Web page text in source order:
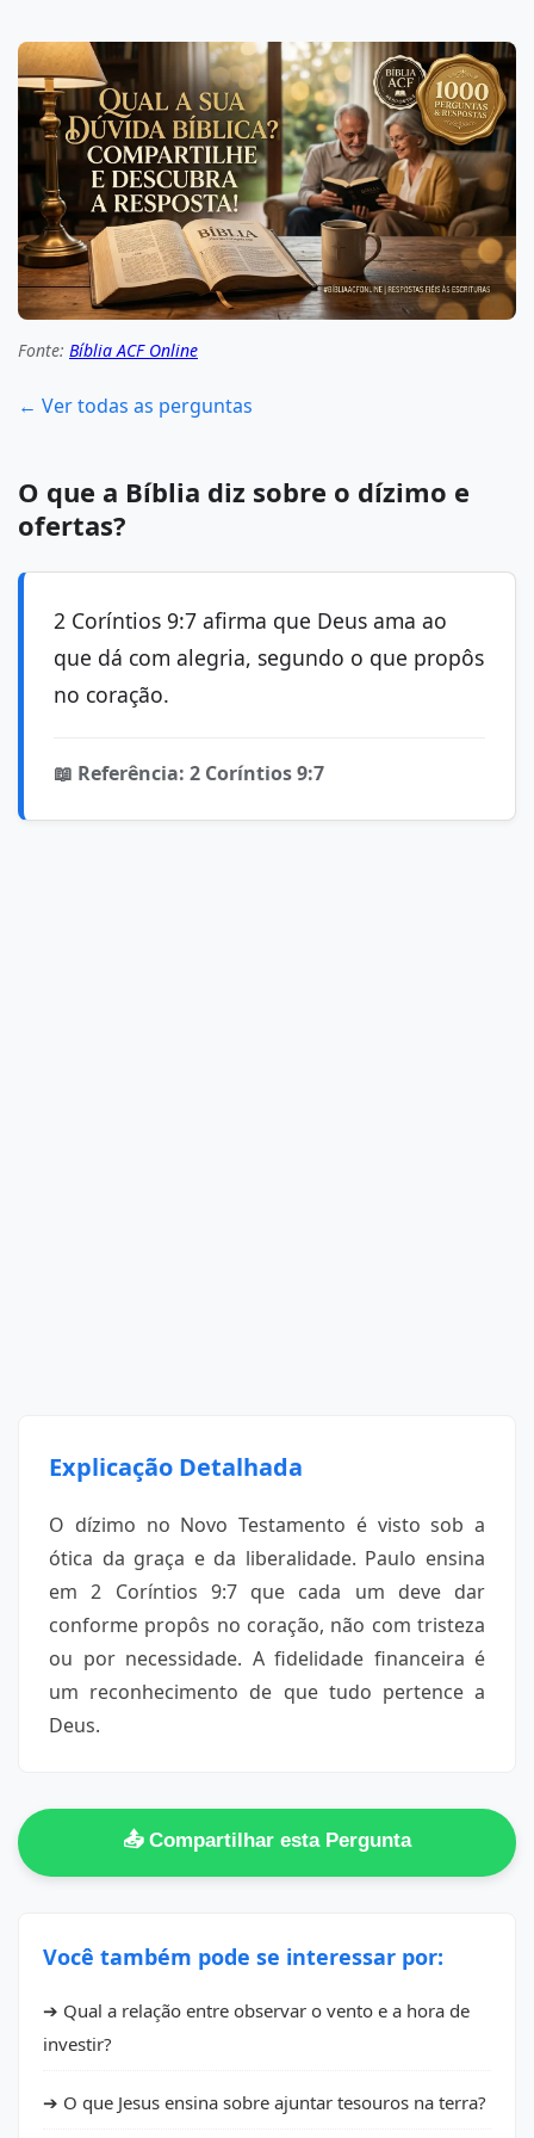
Fonte: Bíblia ACF Online
← Ver todas as perguntas
O que a Bíblia diz sobre o dízimo e
ofertas?
2 Coríntios 9:7 afirma que Deus ama ao
que dá com alegria, segundo o que propôs
no coração.
📖 Referência: 2 Coríntios 9:7
Explicação Detalhada
O dízimo no Novo Testamento é visto sob a
ótica da graça e da liberalidade. Paulo ensina
em 2 Coríntios 9:7 que cada um deve dar
conforme propôs no coração, não com tristeza
ou por necessidade. A fidelidade financeira é
um reconhecimento de que tudo pertence a
Deus.
📤 Compartilhar esta Pergunta
Você também pode se interessar por:
➔ Qual a relação entre observar o vento e a hora de
investir?
➔ O que Jesus ensina sobre ajuntar tesouros na terra?